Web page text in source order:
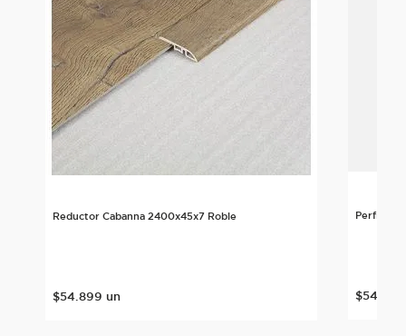
Reductor Cabanna 2400x45x7 Roble
$54.899 un
Perfil T
$54